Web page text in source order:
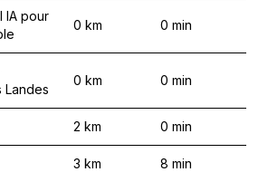
IA pour
0 km 0 min
Landes
0 km 0 min
2 km 0 min
3 km 8 min